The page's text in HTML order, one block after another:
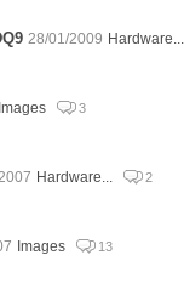
28/01/2009 Hardware...
Images 3
Hardware... 2
Images 13